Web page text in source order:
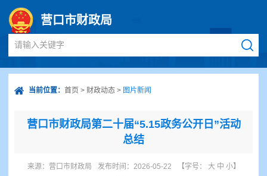
营口市财政局
请输入关键字
当前位置： 首页 > 财政动态 > 图片新闻
营口市财政局第二十届“5.15政务公开日”活动
总结
来源： 营口市财政局 发布时间：2026-05-22 【字号： 大 中 小】